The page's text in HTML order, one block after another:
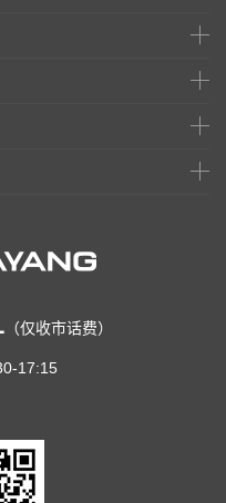
（仅收市话费）
17:15